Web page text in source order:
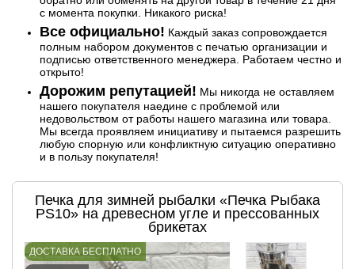
с момента покупки. Никакого риска!
Все официально! Каждый заказ сопровождается
полным набором документов с печатью организации и
подписью ответственного менеджера. Работаем честно и
открыто!
Дорожим репутацией! Мы никогда не оставляем
нашего покупателя наедине с проблемой или
недовольством от работы нашего магазина или товара.
Мы всегда проявляем инициативу и пытаемся разрешить
любую спорную или конфликтную ситуацию оперативно
и в пользу покупателя!
Печка для зимней рыбалки «Печка Рыбака
PS10» на древесном угле и прессованных
брикетах
ДОСТАВКА БЕСПЛАТНО